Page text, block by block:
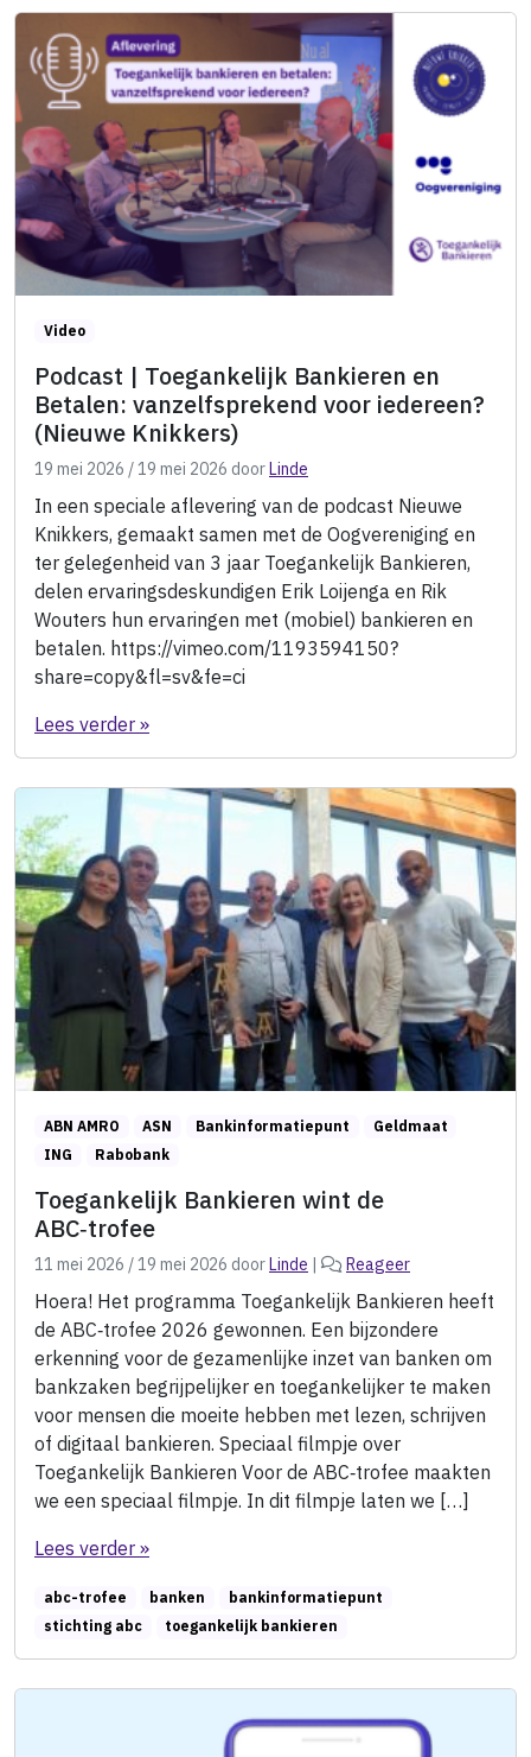
Video
Podcast | Toegankelijk Bankieren en
Betalen: vanzelfsprekend voor iedereen?
(Nieuwe Knikkers)
19 mei 2026 /19 mei 2026 doorLinde
In een speciale aflevering van de podcast Nieuwe
Knikkers, gemaakt samen met de Oogvereniging en
ter gelegenheid van 3 jaar Toegankelijk Bankieren,
delen ervaringsdeskundigen Erik Loijenga en Rik
Wouters hun ervaringen met (mobiel) bankieren en
betalen. https://vimeo.com/1193594150?
share=copy&fl=sv&fe=ci
Lees verder »
ABN AMRO ASN Bankinformatiepunt
Geldmaat
ING
Rabobank
Toegankelijk Bankieren wint de
ABC‑trofee
11 mei 2026 /19 mei 2026 doorLinde | Reageer
Hoera! Het programma Toegankelijk Bankieren heeft
de ABC‑trofee 2026 gewonnen. Een bijzondere
erkenning voor de gezamenlijke inzet van banken om
bankzaken begrijpelijker en toegankelijker te maken
voor mensen die moeite hebben met lezen, schrijven
of digitaal bankieren. Speciaal filmpje over
Toegankelijk Bankieren Voor de ABC‑trofee maakten
we een speciaal filmpje. In dit filmpje laten we […]
Lees verder »
abc-trofee banken
bankinformatiepunt
stichting abc
toegankelijk bankieren